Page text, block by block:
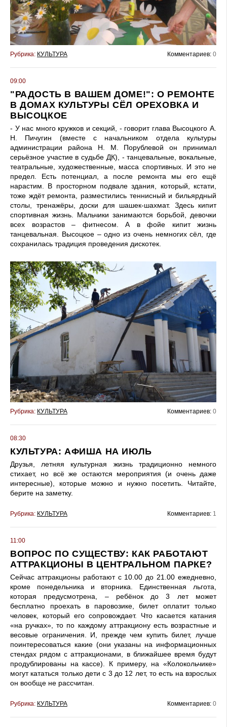
Рубрика: КУЛЬТУРА Комментариев: 0
09:00
"РАДОСТЬ В ВАШЕМ ДОМЕ!": О РЕМОНТЕ
В ДОМАХ КУЛЬТУРЫ СЁЛ ОРЕХОВКА И
ВЫСОЦКОЕ
- У нас много кружков и секций, - говорит глава Высоцкого А.
Н. Пичугин (вместе с начальником отдела культуры
администрации района Н. М. Порублевой он принимал
серьёзное участие в судьбе ДК), - танцевальные, вокальные,
театральные, художественные, масса спортивных. И это не
предел. Есть потенциал, а после ремонта мы его ещё
нарастим. В просторном подвале здания, который, кстати,
тоже ждёт ремонта, разместились теннисный и бильярдный
столы, тренажёры, доски для шашек-шахмат. Здесь кипит
спортивная жизнь. Мальчики занимаются борьбой, девочки
всех возрастов – фитнесом. А в фойе кипит жизнь
танцевальная. Высоцкое – одно из очень немногих сёл, где
сохранилась традиция проведения дискотек.
Рубрика: КУЛЬТУРА Комментариев: 0
08:30
КУЛЬТУРА: АФИША НА ИЮЛЬ
Друзья, летняя культурная жизнь традиционно немного
стихает, но всё же остаются мероприятия (и очень даже
интересные), которые можно и нужно посетить. Читайте,
берите на заметку.
Рубрика: КУЛЬТУРА Комментариев: 1
11:00
ВОПРОС ПО СУЩЕСТВУ: КАК РАБОТАЮТ
АТТРАКЦИОНЫ В ЦЕНТРАЛЬНОМ ПАРКЕ?
Сейчас аттракционы работают с 10.00 до 21.00 ежедневно,
кроме понедельника и вторника. Единственная льгота,
которая предусмотрена, – ребёнок до 3 лет может
бесплатно проехать в паровозике, билет оплатит только
человек, который его сопровождает. Что касается катания
«на ручках», то по каждому аттракциону есть возрастные и
весовые ограничения. И, прежде чем купить билет, лучше
поинтересоваться какие (они указаны на информационных
стендах рядом с аттракционами, в ближайшее время будут
продублированы на кассе). К примеру, на «Колокольчике»
могут кататься только дети с 3 до 12 лет, то есть на взрослых
он вообще не рассчитан.
Рубрика: КУЛЬТУРА Комментариев: 0